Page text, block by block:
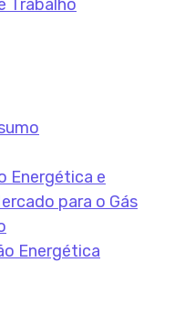
Trabalho
Energética e
para o Gás
Energética